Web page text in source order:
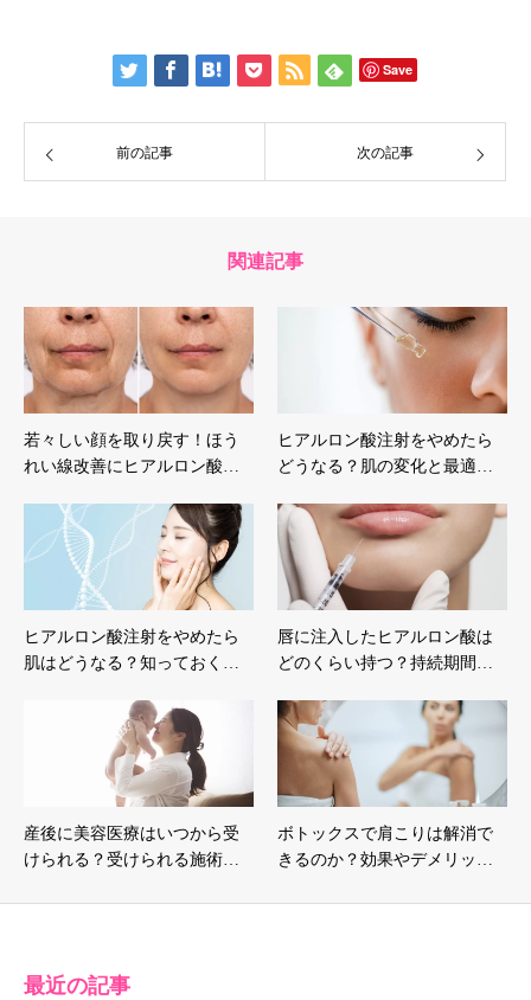
Save
前の記事 次の記事
関連記事
若々しい顔を取り戻す！ほう
れい線改善にヒアルロン酸…
ヒアルロン酸注射をやめたら
どうなる？肌の変化と最適…
ヒアルロン酸注射をやめたら
肌はどうなる？知っておく…
唇に注入したヒアルロン酸は
どのくらい持つ？持続期間…
産後に美容医療はいつから受
けられる？受けられる施術…
ボトックスで肩こりは解消で
きるのか？効果やデメリッ…
最近の記事